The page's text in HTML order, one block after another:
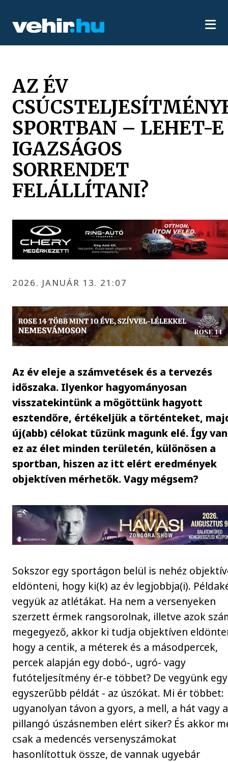
AZ ÉV
SPORTBAN – LEHET-E
IGAZSÁGOS
SORRENDET
FELÁLLÍTANI?
2026. JANUÁR 13. 21:07
Az év eleje a számvetések és a tervezés
időszaka. Ilyenkor hagyományosan
visszatekintünk a mögöttünk hagyott
esztendőre, értékeljük a történteket,
új(abb) célokat tűzünk magunk elé. Így van
ez az élet minden területén, különösen a
sportban, hiszen az itt elért eredmények
objektíven mérhetők. Vagy mégsem?
Sokszor egy sportágon belül is nehéz
eldönteni, hogy ki(k) az év legjobbja(i).
vegyük az atlétákat. Ha nem a versenyeken
szerzett érmek rangsorolnak, illetve azok
megegyező, akkor ki tudja objektíven
hogy a centik, a méterek és a másodpercek,
percek alapján egy dobó-, ugró- vagy
futóteljesítmény ér-e többet? De vegyünk egy
egyszerűbb példát - az úszókat. Mi ér többet:
ugyanolyan távon a gyors, a mell, a hát vagy a
pillangó úszásnemben elért siker? És akkor
csak a medencés versenyszámokat
hasonlítottuk össze, de vannak ugyebár